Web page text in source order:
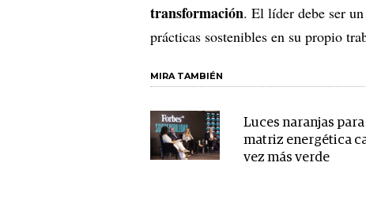
transformación. El líder debe ser
prácticas sostenibles en su propio
MIRA TAMBIÉN
Luces naranjas
matriz energética
vez más verde